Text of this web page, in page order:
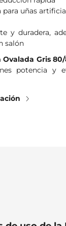
para uñas
y duradera,
salón
Ovalada Gris
potencia y